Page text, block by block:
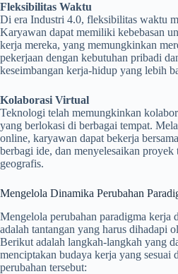
Fleksibilitas Waktu
Di era Industri 4.0, fleksibilitas waktu
Karyawan dapat memiliki kebebasan
kerja mereka, yang memungkinkan
pekerjaan dengan kebutuhan pribadi
keseimbangan kerja-hidup yang lebih
Kolaborasi Virtual
Teknologi telah memungkinkan
yang berlokasi di berbagai tempat.
online, karyawan dapat bekerja
berbagi ide, dan menyelesaikan proyek
geografis.
Mengelola Dinamika Perubahan
Mengelola perubahan paradigma kerja
adalah tantangan yang harus dihadapi
Berikut adalah langkah-langkah yang
menciptakan budaya kerja yang sesuai
perubahan tersebut: